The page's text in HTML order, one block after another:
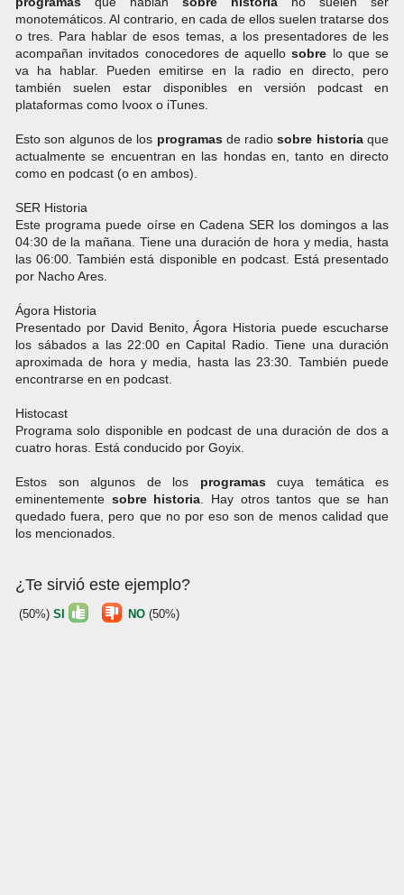
monotemáticos. Al contrario, en cada de ellos suelen tratarse dos
o tres. Para hablar de esos temas, a los presentadores de les
acompañan invitados conocedores de aquellosobre lo que se
va ha hablar. Pueden emitirse en la radio en directo, pero
también suelen estar disponibles en versión podcast en
plataformas como Ivoox o iTunes.
Esto son algunos de los programasde radiosobre historiaque
actualmente se encuentran en las hondas en, tanto en directo
como en podcast (o en ambos).
SER Historia
Este programa puede oírse en Cadena SER los domingos a las
04:30 de la mañana. Tiene una duración de hora y media, hasta
las 06:00. También está disponible en podcast. Está presentado
por Nacho Ares.
Ágora Historia
Presentado por David Benito, Ágora Historia puede escucharse
los sábados a las 22:00 en Capital Radio. Tiene una duración
aproximada de hora y media, hasta las 23:30. También puede
encontrarse en en podcast.
Histocast
Programa solo disponible en podcast de una duración de dos a
cuatro horas. Está conducido por Goyix.
Estos son algunos de los programascuya temática es
eminentemente sobre historia . Hay otros tantos que se han
quedado fuera, pero que no por eso son de menos calidad que
los mencionados.
¿Te sirvió este ejemplo?
(50%) SI NO (50%)